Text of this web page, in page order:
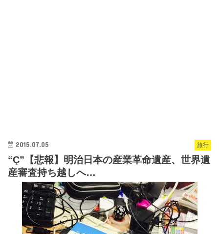
旅行
2015.07.05
“Ç”【悲報】明治日本の産業革命遺産、世界遺
産審査持ち越しへ…